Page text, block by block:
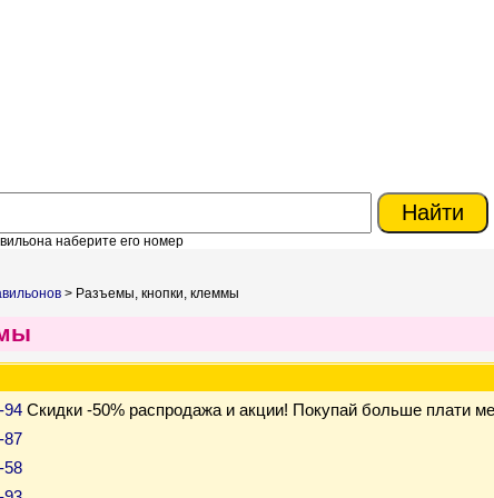
наберите его номер
> Разъемы, кнопки, клеммы
94 Скидки -50% распродажа и акции! Покупай больше плати
87
58